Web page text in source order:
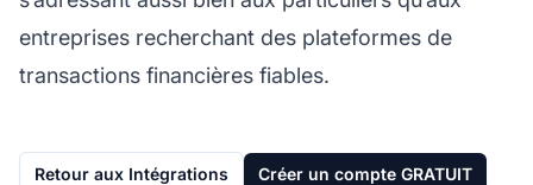
entreprises recherchant des plateformes de
transactions financières fiables.
Retour aux Intégrations Créer un compte GRATUIT